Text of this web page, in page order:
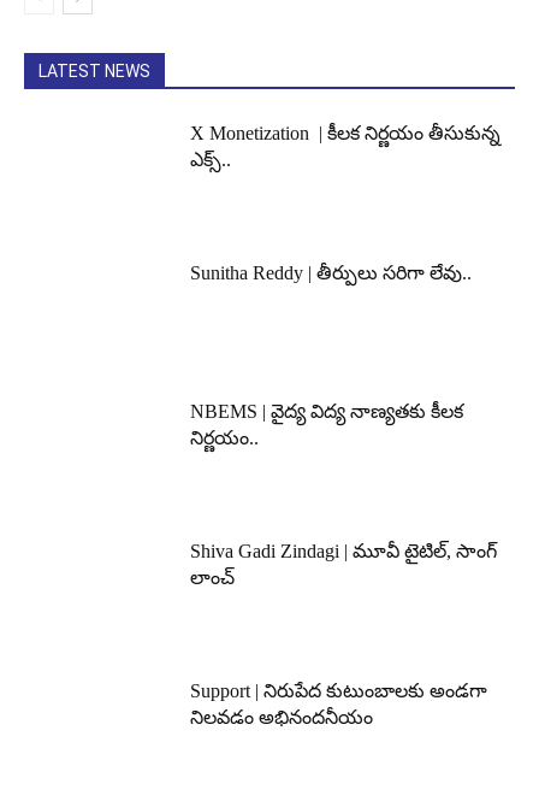
LATEST NEWS
X Monetization | కీలక నిర్ణయం తీసుకున్న
ఎక్స్..
Sunitha Reddy | తీర్పులు సరిగా లేవు..
NBEMS | వైద్య విద్య నాణ్యతకు కీలక
నిర్ణయం..
Shiva Gadi Zindagi | మూవీ టైటిల్, సాంగ్
లాంచ్
Support | నిరుపేద కుటుంబాలకు అండగా
నిలవడం అభినందనీయం